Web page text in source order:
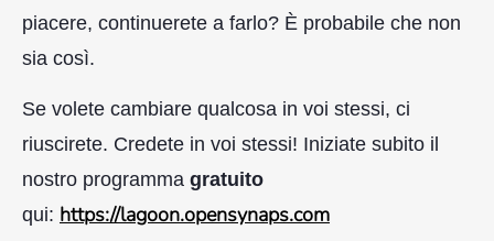
piacere, continuerete a farlo? È probabile che non
sia così.
Se volete cambiare qualcosa in voi stessi, ci
riuscirete. Credete in voi stessi! Iniziate subito il
nostro programma gratuito
qui: https://lagoon.opensynaps.com